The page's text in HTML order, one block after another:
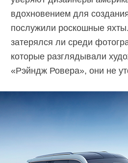
вдохновением для
послужили роскошные
затерялся ли среди
которые разглядывали
«Рэйндж Ровера», они не